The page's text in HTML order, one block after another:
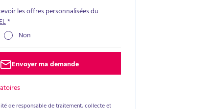
les offres personnalisées du
*
Non
Envoyer ma demande
de responsable de traitement, collecte et